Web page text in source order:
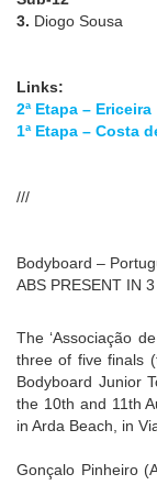
3. Diogo Sousa
Links:
2ª Etapa – Ericeira
1ª Etapa – Costa
///
Bodyboard –
ABS PRESENT IN
The ‘Associação
three of five finals
Bodyboard Junior
the 10th and 11th
in Arda Beach, in
Gonçalo Pinheiro